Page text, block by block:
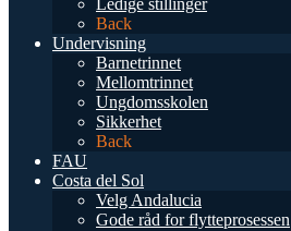
Ledige stillinger
Back
Undervisning
Barnetrinnet
Mellomtrinnet
Ungdomsskolen
Sikkerhet
Back
FAU
Costa del Sol
Velg Andalucia
Gode råd for flytteprosessen